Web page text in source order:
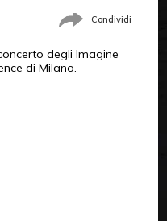
Condividi
degli Imagine
di Milano.